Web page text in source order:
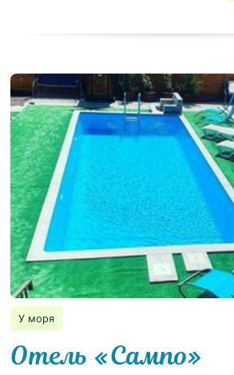
У моря
Отель «Сампо»